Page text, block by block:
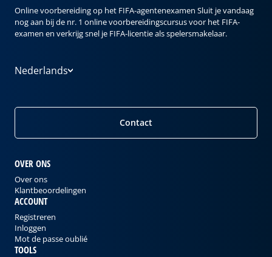
Online voorbereiding op het FIFA-agentenexamen Sluit je vandaag
nog aan bij de nr. 1 online voorbereidingscursus voor het FIFA-
examen en verkrijg snel je FIFA-licentie als spelersmakelaar.
Nederlands
Contact
OVER ONS
Over ons
Klantbeoordelingen
ACCOUNT
Registreren
Inloggen
Mot de passe oublié
TOOLS